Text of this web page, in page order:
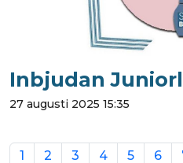
Inbjudan
27 augusti 2025 15:35
1 2 3 4 5 6